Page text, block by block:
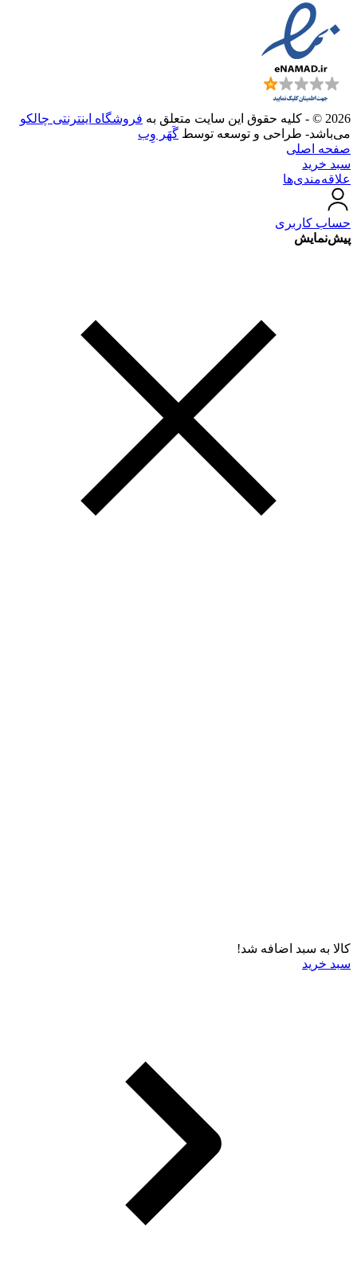
2026 © - کلیه حقوق این سایت متعلق به
فروشگاه اینترنتی چالکو
می‌باشد- طراحی و توسعه توسط گَهَر وِب
صفحه اصلی
سبد خرید
علاقه‌مندی‌ها
حساب کاربری
پیش‌نمایش
کالا به سبد اضافه شد!
سبد خرید